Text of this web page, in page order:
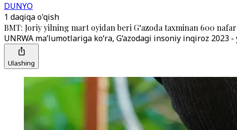
DUNYO
1 daqiqa o'qish
BMT: Joriy yilning mart oyidan beri G‘azoda taxminan 600
UNRWA ma’lumotlariga ko‘ra, G‘azodagi insoniy inqiroz
Ulashing